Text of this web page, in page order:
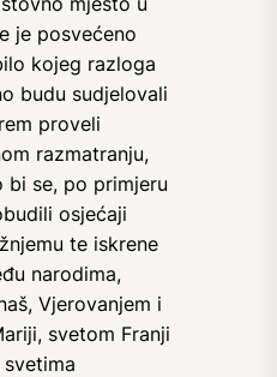
je posvećeno
kojeg razloga
budu sudjelovali
proveli
razmatranju,
bi se, po primjeru
osjećaji
te iskrene
narodima,
Vjerovanjem i
svetom Franji